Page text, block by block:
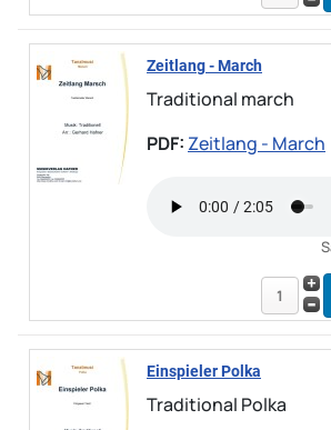
Zeitlang - March
Traditional march
PDF: Zeitlang - March
Einspieler Polka
Traditional Polka